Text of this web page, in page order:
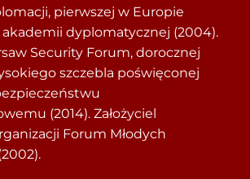
pierwszej w Europie
akademii dyplomatycznej (2004).
Security Forum, dorocznej
szczebla poświęconej
(2014). Założyciel
Forum Młodych